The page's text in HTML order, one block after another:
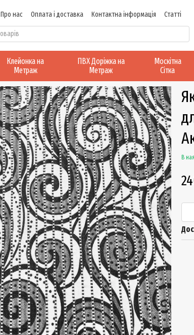
Про нас Оплата і доставка Контактна інформація Статті
Клейонка на
Метраж
ПВХ Доріжка на
Метраж
Москітна
Сітка
В